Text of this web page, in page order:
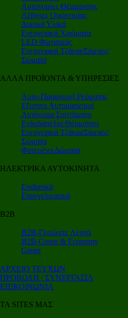
Αυτονομίες Θέρμανσης
Λέβητες Οικονομίας
Δομικά Υλικά
Ενεργειακά Χρώματα
LED Φωτισμός
Ενεργειακά Τζάκια/Σόμπες/
Σώματα
ΑΛΛΑ ΠΡΟΪΟΝΤΑ & ΥΠΗΡΕΣΙΕΣ
Αυτο-Παραγωγή Ρεύματος
Εξυπνοι Αυτοματισμοί
Αυτόνομα Συστήματα
Ενδοδαπέδια Θέρμανση
Ενεργειακά Τζάκια/Σόμπες/
Σώματα
Φυτεμένα Δώματα
ΗΛΕΚΤΡΙΚΑ ΑΥΤΟΚΙΝΗΤΑ
Επιβατικά
Επαγγελματικά
Β2Β
Β2Β-Γλιτώστε Λεφτά
Β2Β-Green & Economy
Green
ΑΡΧΕΙΟ ΤΕΥΧΩΝ
ΠΡΟΒΟΛΗ / ΣΥΝΕΡΓΑΣΙΑ
ΕΠΙΚΟΙΝΩΝΙΑ
ΤΑ SITES ΜΑΣ